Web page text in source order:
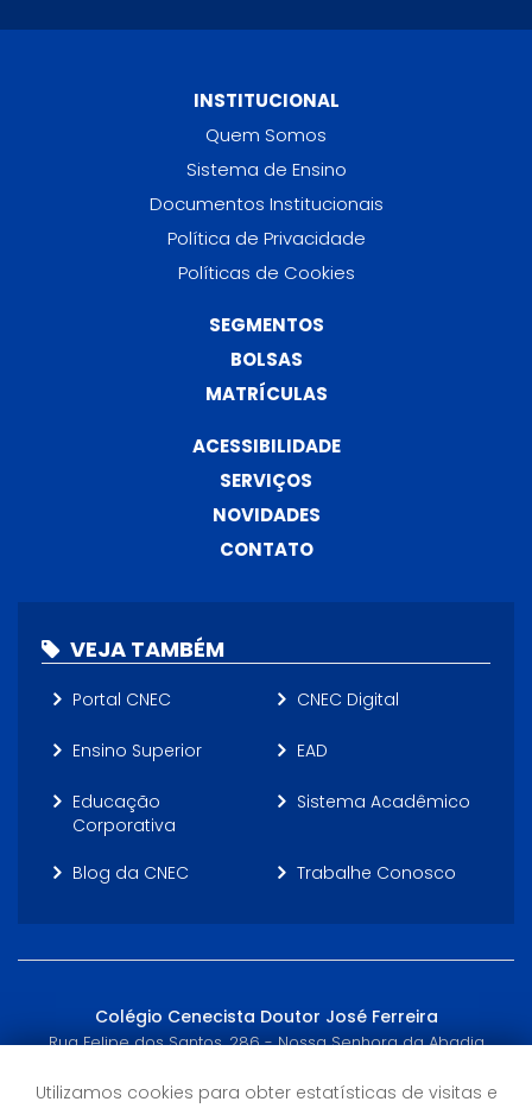
INSTITUCIONAL
Quem Somos
Sistema de Ensino
Documentos Institucionais
Política de Privacidade
Políticas de Cookies
SEGMENTOS
BOLSAS
MATRÍCULAS
ACESSIBILIDADE
SERVIÇOS
NOVIDADES
CONTATO
VEJA TAMBÉM
Portal CNEC CNEC Digital
Ensino Superior EAD
Educação
Corporativa
Sistema Acadêmico
Blog da CNEC Trabalhe Conosco
Colégio Cenecista Doutor José Ferreira
Rua Felipe dos Santos, 286 - Nossa Senhora da Abadia
Utilizamos cookies para obter estatísticas de visitas e